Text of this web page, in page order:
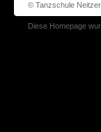
© Tanzschule
Diese Homepage